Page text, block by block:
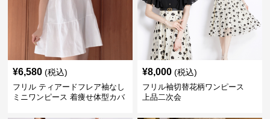
¥6,580 (税込)
フリル ティアードフレア袖なし
ミニワンピース 着痩せ体型カバ
¥8,000 (税込)
フリル袖切替花柄ワンピース
上品二次会